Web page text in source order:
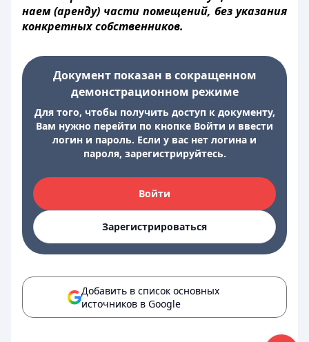
наем (аренду) части помещений, без указания
конкретных собственников.
Документ показан в сокращенном
демонстрационном режиме
Для того, чтобы получить доступ к документу,
Вам нужно перейти по кнопке Войти и ввести
логин и пароль. Если у вас нет логина и
пароля, зарегистрируйтесь.
Войти
Зарегистрироваться
Добавить в список основных
источников в Google